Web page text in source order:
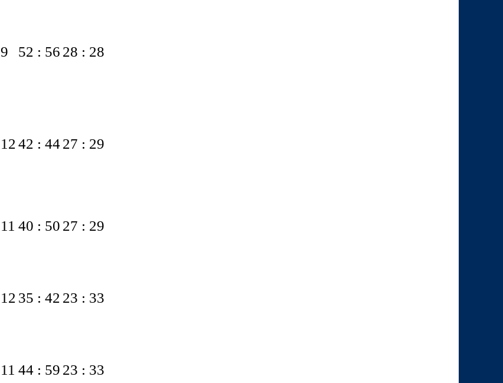
9 52 : 56 28 : 28
1242 : 4427 : 29
11 40 : 50 27 : 29
12 35 : 42 23 : 33
11 44 : 59 23 : 33